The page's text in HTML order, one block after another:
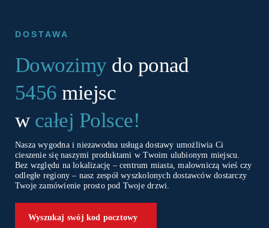
DOSTAWA
Dowozimy do ponad
5456 miejsc
w całej Polsce!
Nasza wygodna i niezawodna usługa dostawy umożliwia Ci
cieszenie się naszymi produktami w Twoim ulubionym miejscu.
Bez względu na lokalizację – centrum miasta, malowniczą wieś czy
odległe regiony – nasz zespół wyszkolonych dostawców dostarczy
Twoje zamówienie prosto pod Twoje drzwi.
Wyszukaj swój kod pocztowy